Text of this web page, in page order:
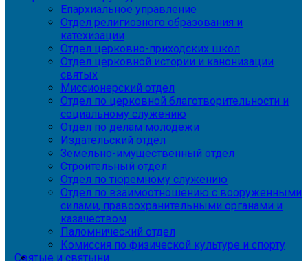
Епархиальное управление
Отдел религиозного образования и
катехизации
Отдел церковно-приходских школ
Отдел церковной истории и канонизации
святых
Миссионерский отдел
Отдел по церковной благотворительности и
социальному служению
Отдел по делам молодежи
Издательский отдел
Земельно-имущественный отдел
Строительный отдел
Отдел по тюремному служению
Отдел по взаимоотношению с вооруженными
силами, правоохранительными органами и
казачеством
Паломнический отдел
Комиссия по физической культуре и спорту
Святые и святыни